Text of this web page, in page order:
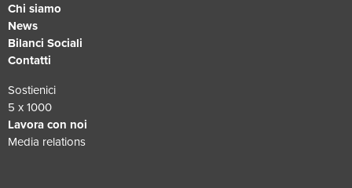
Chi siamo
News
Bilanci Sociali
Contatti
Sostienici
5 x 1000
Lavora con noi
Media relations